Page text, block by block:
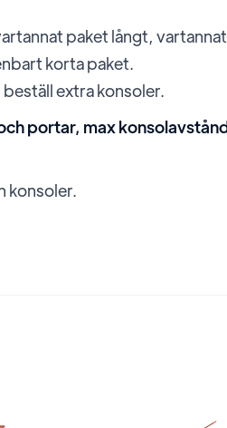
paket långt,
korta paket.
extra konsoler.
portar, max
konsoler.